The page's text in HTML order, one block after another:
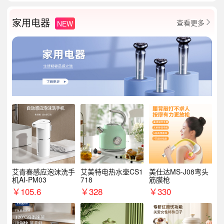
家用电器 NEW 查看更多 
艾青春感应泡沫洗手
机AI-PM03
￥105.6
艾美特电热水壶CS1
718
￥328
美仕达MS-J08弯头
筋膜枪
￥330